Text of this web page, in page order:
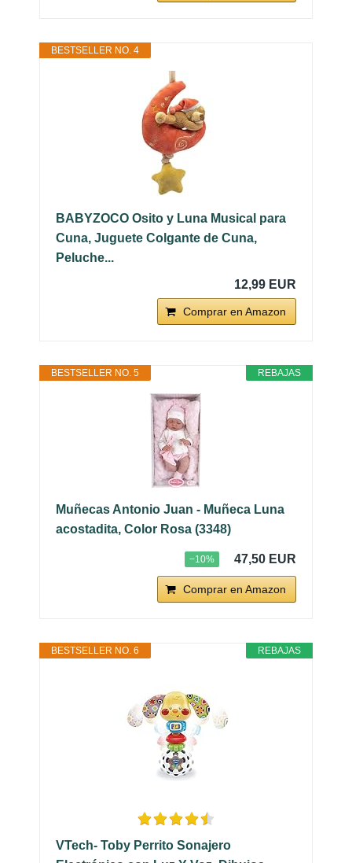
BESTSELLER NO. 4
BABYZOCO Osito y Luna Musical para
Cuna, Juguete Colgante de Cuna,
Peluche...
12,99 EUR
Comprar en Amazon
REBAJAS
BESTSELLER NO. 5
Muñecas Antonio Juan - Muñeca Luna
acostadita, Color Rosa (3348)
−10% 47,50 EUR
Comprar en Amazon
REBAJAS
BESTSELLER NO. 6
VTech- Toby Perrito Sonajero